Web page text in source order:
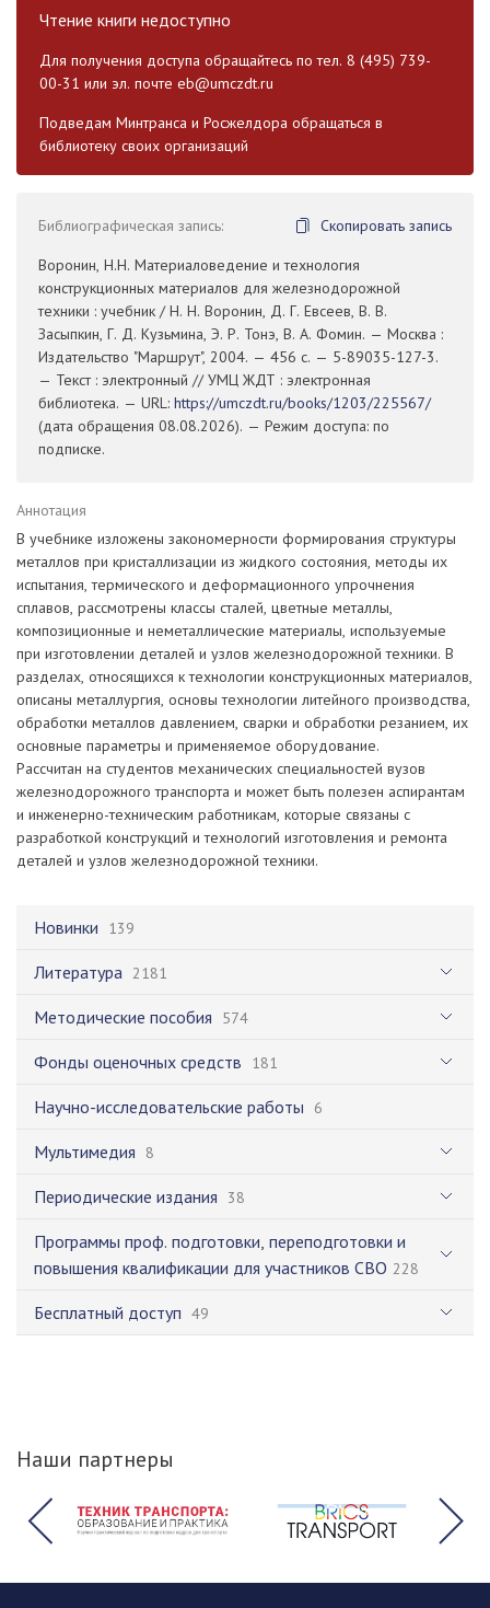
Новинки 139
Литература 2181
Методические пособия 574
Фонды оценочных средств 181
Научно-исследовательские работы 6
Мультимедия 8
Периодические издания 38
Программы проф. подготовки, переподготовки и
повышения квалификации для участников СВО 228
Бесплатный доступ 49
Чтение книги недоступно
Для получения доступа обращайтесь по тел. 8 (495) 739-
00-31 или эл. почте eb@umczdt.ru
Подведам Минтранса и Росжелдора обращаться в
библиотеку своих организаций
Библиографическая запись:
Скопировать запись
Воронин, Н.Н. Материаловедение и технология
конструкционных материалов для железнодорожной
техники : учебник / Н. Н. Воронин, Д. Г. Евсеев, В. В.
Засыпкин, Г. Д. Кузьмина, Э. Р. Тонэ, В. А. Фомин. — Москва :
Издательство "Маршрут", 2004. — 456 с. — 5-89035-127-3.
— Текст : электронный // УМЦ ЖДТ : электронная
библиотека. — URL: https://umczdt.ru/books/1203/225567/
(дата обращения 08.08.2026). — Режим доступа: по
подписке.
Аннотация
В учебнике изложены закономерности формирования структуры
металлов при кристаллизации из жидкого состояния, методы их
испытания, термического и деформационного упрочнения
сплавов, рассмотрены классы сталей, цветные металлы,
композиционные и неметаллические материалы, используемые
при изготовлении деталей и узлов железнодорожной техники. В
разделах, относящихся к технологии конструкционных материалов,
описаны металлургия, основы технологии литейного производства,
обработки металлов давлением, сварки и обработки резанием, их
основные параметры и применяемое оборудование.
Рассчитан на студентов механических специальностей вузов
железнодорожного транспорта и может быть полезен аспирантам
и инженерно-техническим работникам, которые связаны с
разработкой конструкций и технологий изготовления и ремонта
деталей и узлов железнодорожной техники.
Наши партнеры